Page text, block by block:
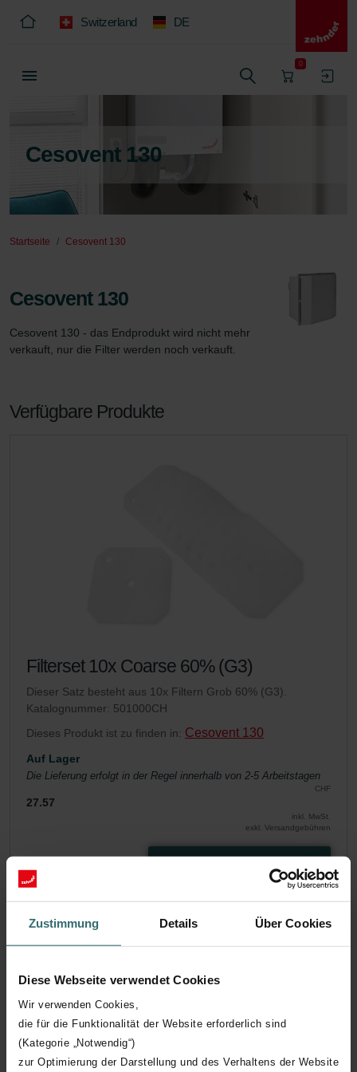
Zustimmung Details Über Cookies
Diese Webseite verwendet Cookies
Wir verwenden Cookies,
die für die Funktionalität der Website erforderlich sind
(Kategorie „Notwendig“)
zur Optimierung der Darstellung und des Verhaltens der Website
Switzerland DE
0
Cesovent 130
Startseite Cesovent 130
Cesovent 130
Cesovent 130 - das Endprodukt wird nicht mehr
verkauft, nur die Filter werden noch verkauft.
Verfügbare Produkte
Filterset 10x Coarse 60% (G3)
Dieser Satz besteht aus 10x Filtern Grob 60% (G3).
Katalognummer: 501000CH
Dieses Produkt ist zu finden in: Cesovent 130
Auf Lager
Die Lieferung erfolgt in der Regel innerhalb von 2-5 Arbeitstagen
CHF
27.57
inkl. MwSt.
exkl. Versandgebühren
Holen Sie sich Ihr Produkt mit einem 15%
regelmäßig nach! (Angebot exklusiv für Privatkunden)
23.43 27.57
exkl. Versandgebühren
Abonnieren